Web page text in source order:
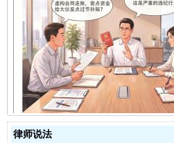
揭开“小金库”的免责幌子
律师说法